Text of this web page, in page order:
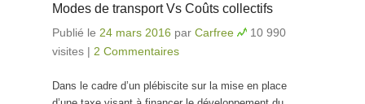
Modes de transport Vs Coûts collectifs
Publié le 24 mars 2016 par Carfree
10 990
visites | 2 Commentaires
Dans le cadre d’un plébiscite sur la mise en place